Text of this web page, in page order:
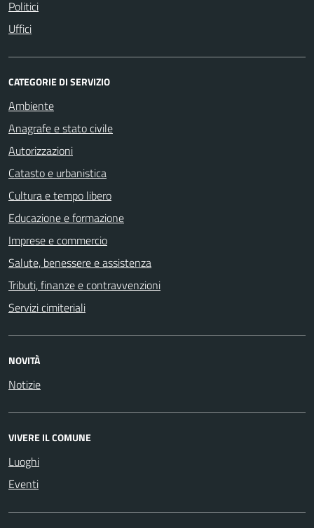
Politici
Uffici
CATEGORIE DI SERVIZIO
Ambiente
Anagrafe e stato civile
Autorizzazioni
Catasto e urbanistica
Cultura e tempo libero
Educazione e formazione
Imprese e commercio
Salute, benessere e assistenza
Tributi, finanze e contravvenzioni
Servizi cimiteriali
NOVITÀ
Notizie
VIVERE IL COMUNE
Luoghi
Eventi